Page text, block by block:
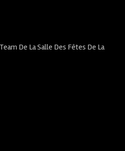
De La Salle Des Fêtes De La